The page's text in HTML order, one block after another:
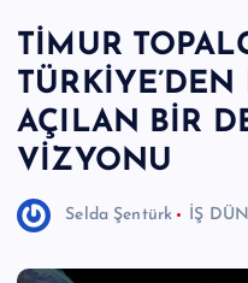
TİMUR
TÜRKİYE’DEN
AÇILAN BİR
VİZYONU
Selda Şentürk İŞ